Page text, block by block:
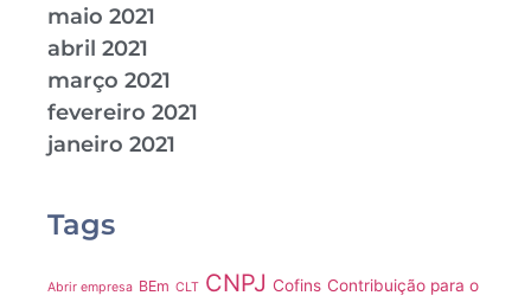
maio 2021
abril 2021
março 2021
fevereiro 2021
janeiro 2021
Tags
Abrir empresa BEm CLT CNPJ Cofins Contribuição para o